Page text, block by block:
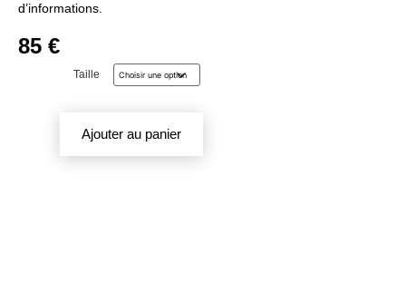
d’informations.
85 €
Taille
Ajouter au panier